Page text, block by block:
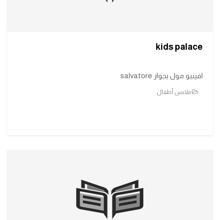
kids palace
افينيو مول بجوار salvatore
ملابس أطفال